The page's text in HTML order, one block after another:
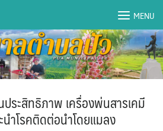
MENU
ประสิทธิภาพ เครื่องพ่นสารเคมี
ำโรคติดต่อนำโดยแมลง